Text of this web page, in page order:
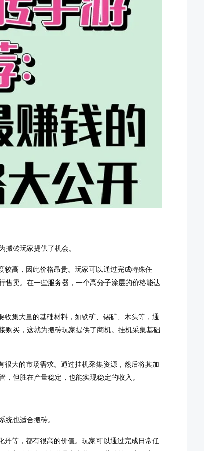
搬砖玩家提供了机会。
高，因此价格昂贵。玩家可以通过完成特殊任
售卖。在一些服务器，一个高分子涂层的价格能达
集大量的基础材料，如铁矿、锡矿、木头等，通
购买，这就为搬砖玩家提供了商机。挂机采集基础
大的市场需求。通过挂机采集资源，然后将其加
但胜在产量稳定，也能实现稳定的收入。
统也适合搬砖。
等，都有很高的价值。玩家可以通过完成日常任